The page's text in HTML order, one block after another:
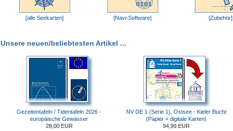
[alle Seekarten] [Navi-Software] [Zubehör]
Unsere neuen/beliebtesten Artikel ...
Gezeitentafeln / Tidentafeln 2026 -
europäische Gewässer
28,00 EUR
NV DE 1 (Serie 1), Ostsee - Kieler Bucht
(Papier + digitale Karten)
94,99 EUR